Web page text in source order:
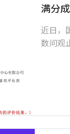
满分
近日，
数问观